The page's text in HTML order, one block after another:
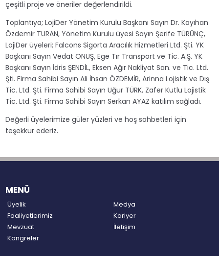
çeşitli proje ve öneriler değerlendirildi.
Toplantıya; LojiDer Yönetim Kurulu Başkanı Sayın Dr. Kayıhan
Özdemir TURAN, Yönetim Kurulu üyesi Sayın Şerife TÜRÜNÇ,
LojiDer üyeleri; Falcons Sigorta Aracılık Hizmetleri Ltd. Şti. YK
Başkanı Sayın Vedat ONUŞ, Ege Tır Transport ve Tic. A.Ş. YK
Başkanı Sayın İdris ŞENDİL, Eksen Ağır Nakliyat San. ve Tic. Ltd.
Şti. Firma Sahibi Sayın Ali İhsan ÖZDEMİR, Arinna Lojistik ve Dış
Tic. Ltd. Şti. Firma Sahibi Sayın Uğur TÜRK, Zafer Kutlu Lojistik
Tic. Ltd. Şti. Firma Sahibi Sayın Serkan AYAZ katılım sağladı.
Değerli üyelerimize güler yüzleri ve hoş sohbetleri için
teşekkür ederiz.
MENÜ
Üyelik
Faaliyetlerimiz
Mevzuat
Kongreler
Medya
Kariyer
İletişim